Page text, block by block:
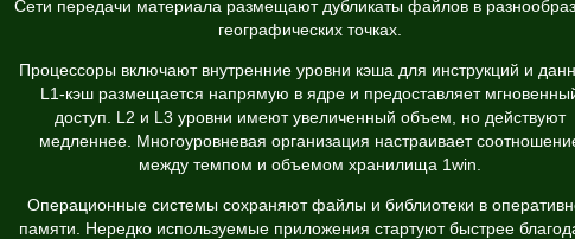
Сети передачи материала размещают дубликаты файлов в
географических точках.
Процессоры включают внутренние уровни кэша для инструкций и
L1-кэш размещается напрямую в ядре и предоставляет
доступ. L2 и L3 уровни имеют увеличенный объем, но действуют
медленнее. Многоуровневая организация настраивает
между темпом и объемом хранилища 1win.
Операционные системы сохраняют файлы и библиотеки в
памяти. Нередко используемые приложения стартуют быстрее